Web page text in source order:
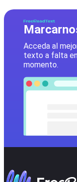
Acceda al
texto a falta
momento.